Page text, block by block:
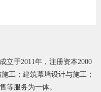
立于2011年，注册资本2000
工；建筑幕墙设计与施工；
等服务为一体。